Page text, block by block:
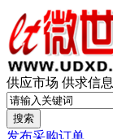
供应市场 供求信息
搜索
发布采购订单